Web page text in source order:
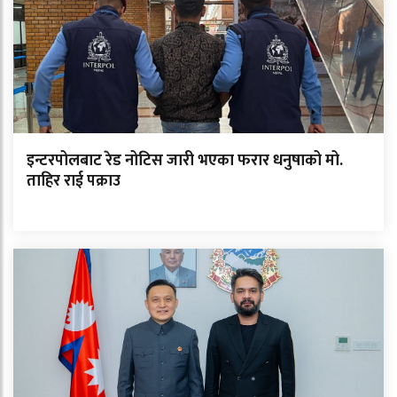
इन्टरपोलबाट रेड नोटिस जारी भएका फरार धनुषाको मो.
ताहिर राई पक्राउ